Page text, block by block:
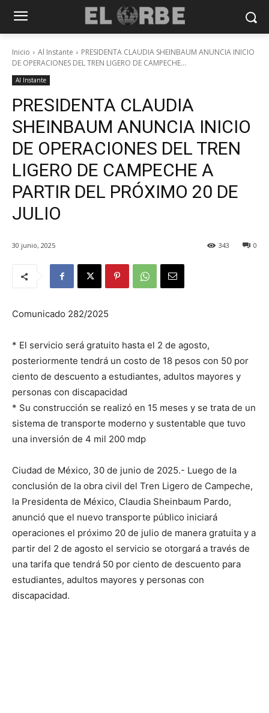
Inicio Al Instante
PRESIDENTA CLAUDIA SHEINBAUM ANUNCIA INICIO
DE OPERACIONES DEL TREN LIGERO DE CAMPECHE...
Al Instante
PRESIDENTA CLAUDIA
SHEINBAUM ANUNCIA INICIO
DE OPERACIONES DEL TREN
LIGERO DE CAMPECHE A
PARTIR DEL PRÓXIMO 20 DE
JULIO
30 junio, 2025 0
343
Comunicado 282/2025
* El servicio será gratuito hasta el 2 de agosto,
posteriormente tendrá un costo de 18 pesos con 50 por
ciento de descuento a estudiantes, adultos mayores y
personas con discapacidad
* Su construcción se realizó en 15 meses y se trata de un
sistema de transporte moderno y sustentable que tuvo
una inversión de 4 mil 200 mdp
Ciudad de México, 30 de junio de 2025.- Luego de la
conclusión de la obra civil del Tren Ligero de Campeche,
la Presidenta de México, Claudia Sheinbaum Pardo,
anunció que el nuevo transporte público iniciará
operaciones el próximo 20 de julio de manera gratuita y a
partir del 2 de agosto el servicio se otorgará a través de
una tarifa que tendrá 50 por ciento de descuento para
estudiantes, adultos mayores y personas con
discapacidad.